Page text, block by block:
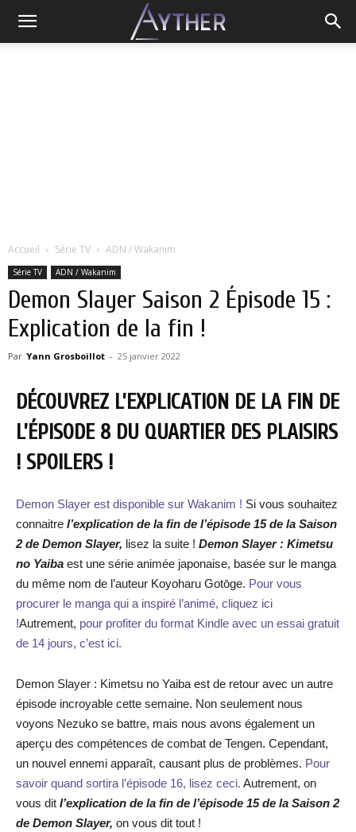
Accueil Série TV ADN / Wakanim
Série TV ADN / Wakanim
Demon Slayer Saison 2 Épisode 15 :
Explication de la fin !
Par Yann Grosboillot - 25 janvier 2022
DÉCOUVREZ L’EXPLICATION DE LA FIN DE
L’ÉPISODE 8 DU QUARTIER DES PLAISIRS
! SPOILERS !
Demon Slayer est disponible sur Wakanim ! Si vous souhaitez
connaitre l’explication de la fin de l’épisode 15 de la Saison
2 de Demon Slayer, lisez la suite ! Demon Slayer : Kimetsu
no Yaiba est une série animée japonaise, basée sur le manga
du même nom de l’auteur Koyoharu Gotōge. Pour vous
procurer le manga qui a inspiré l’animé, cliquez ici
!Autrement, pour profiter du format Kindle avec un essai gratuit
de 14 jours, c’est ici.
Demon Slayer : Kimetsu no Yaiba est de retour avec un autre
épisode incroyable cette semaine. Non seulement nous
voyons Nezuko se battre, mais nous avons également un
aperçu des compétences de combat de Tengen. Cependant,
un nouvel ennemi apparaît, causant plus de problèmes. Pour
savoir quand sortira l’épisode 16, lisez ceci. Autrement, on
vous dit l’explication de la fin de l’épisode 15 de la Saison 2
de Demon Slayer, on vous dit tout !